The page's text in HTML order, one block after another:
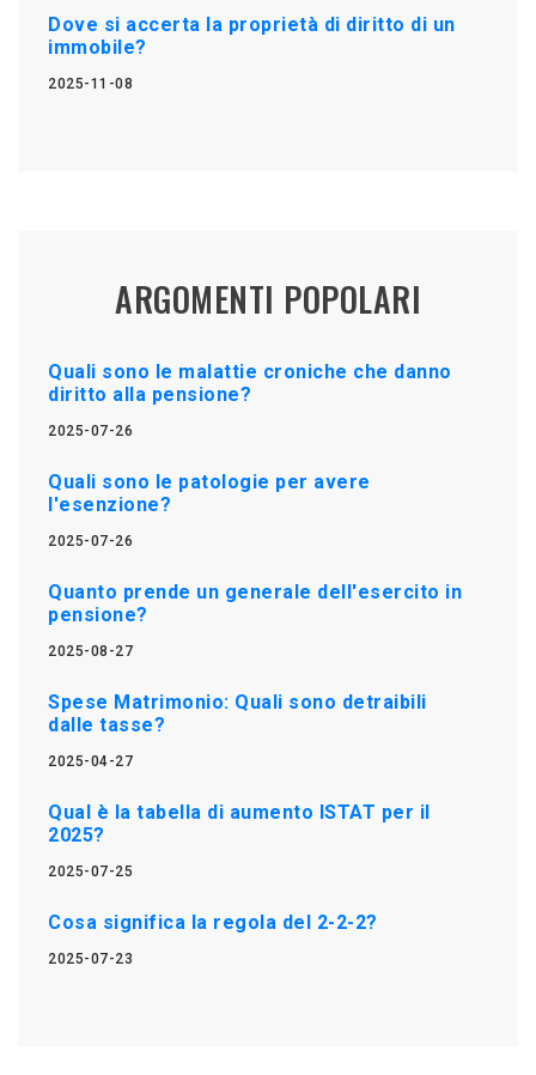
Dove si accerta la proprietà di diritto di un
immobile?
2025-11-08
ARGOMENTI POPOLARI
Quali sono le malattie croniche che danno
diritto alla pensione?
2025-07-26
Quali sono le patologie per avere
l'esenzione?
2025-07-26
Quanto prende un generale dell'esercito in
pensione?
2025-08-27
Spese Matrimonio: Quali sono detraibili
dalle tasse?
2025-04-27
Qual è la tabella di aumento ISTAT per il
2025?
2025-07-25
Cosa significa la regola del 2-2-2?
2025-07-23